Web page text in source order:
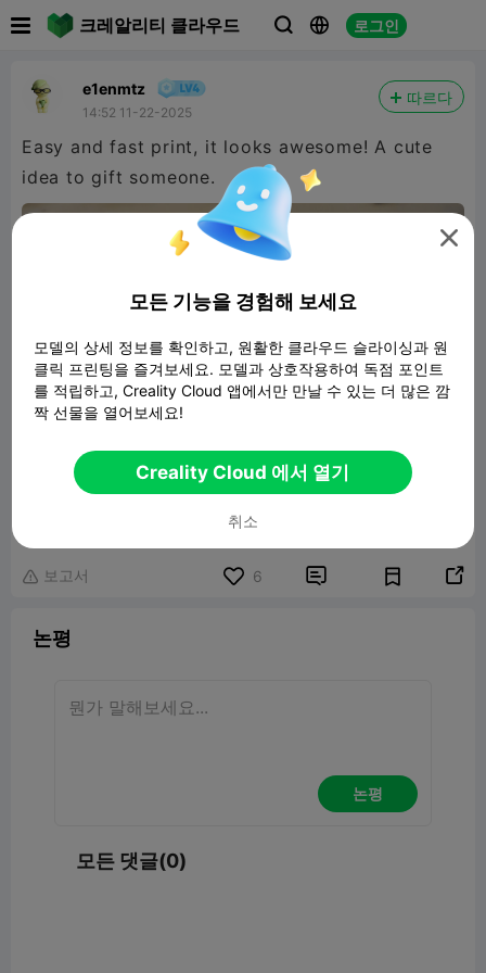
크레알리티 클라우드   로그인
e1enmtz
14:52 11-22-2025
따르다
Easy and fast print, it looks awesome! A cute
idea to gift someone.
Elena Heartshape Keychain
관련 3D 모델
 보고서 6  
논평
논평
모든 댓글(0)

모든 기능을 경험해 보세요
모델의 상세 정보를 확인하고, 원활한 클라우드 슬라이싱과 원
클릭 프린팅을 즐겨보세요. 모델과 상호작용하여 독점 포인트
를 적립하고, Creality Cloud 앱에서만 만날 수 있는 더 많은 깜
짝 선물을 열어보세요!
Creality Cloud 에서 열기
취소